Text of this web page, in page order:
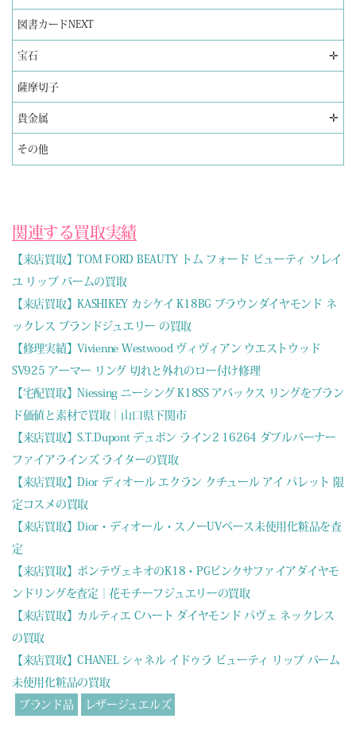
図書カードNEXT
宝石 ✛
薩摩切子
貴金属 ✛
その他
関連する買取実績
【来店買取】TOM FORD BEAUTY トム フォード ビューティ ソレイ
ユ リップ バームの買取
【来店買取】KASHIKEY カシケイ K18BG ブラウンダイヤモンド ネ
ックレス ブランドジュエリー の買取
【修理実績】Vivienne Westwood ヴィヴィアン ウエストウッド
SV925 アーマー リング 切れと外れのロー付け修理
【宅配買取】Niessing ニーシング K18SS アバックス リングをブラン
ド価値と素材で買取｜山口県下関市
【来店買取】S.T.Dupont デュポン ライン2 16264 ダブルバーナー
ファイアラインズ ライターの買取
【来店買取】Dior ディオール エクラン クチュール アイ パレット 限
定コスメの買取
【来店買取】Dior・ディオール・スノーUVベース未使用化粧品を査
定
【来店買取】ポンテヴェキオのK18・PGピンクサファイアダイヤモ
ンドリングを査定｜花モチーフジュエリーの買取
【来店買取】カルティエ Cハート ダイヤモンド パヴェ ネックレス
の買取
【来店買取】CHANEL シャネル イドゥラ ビューティ リップ バーム
未使用化粧品の買取
ブランド品
レザージュエルズ